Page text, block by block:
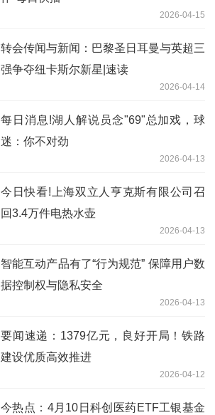
2026-04-15
转会传闻与新闻：巴黎圣日耳曼与英超三
强争夺纽卡斯尔新星|速读
2026-04-14
每日消息!湖人解说员念"69"总加戏，球
迷：你不对劲
2026-04-13
今日快看!上海双立人亨克斯有限公司召
回3.4万件电热水壶
2026-04-13
智能互动产品有了“行为规范” 保障用户数
据控制权与隐私安全
2026-04-13
要闻速递：1379亿元，良好开局！铁路
建设优质高效推进
2026-04-12
今热点：4月10日科创医药ETF工银基金